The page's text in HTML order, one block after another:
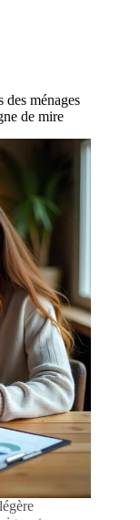
des ménages
de mire